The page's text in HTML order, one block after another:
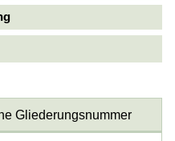
Gliederungsnummer